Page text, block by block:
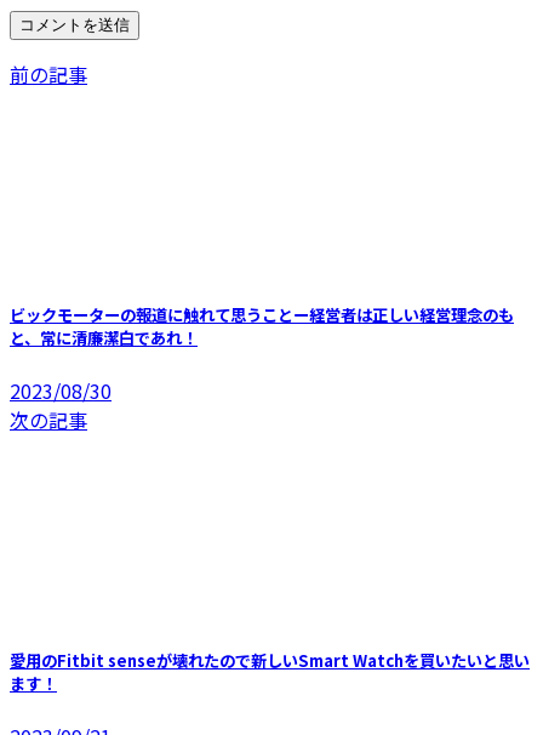
前の記事
ビックモーターの報道に触れて思うことー経営者は正しい経営理念のも
と、常に清廉潔白であれ！
2023/08/30
次の記事
愛用のFitbit senseが壊れたので新しいSmart Watchを買いたいと思い
ます！